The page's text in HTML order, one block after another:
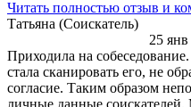
Читать полностью отзыв и
Татьяна (Соискатель)
25
Приходила на
стала сканировать его, не
согласие. Таким образом
личные данные